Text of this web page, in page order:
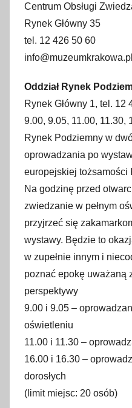
Centrum Obsługi
Rynek Główny 35
tel. 12 426 50 60
info@muzeumkrakowa.pl
Oddział Rynek
Rynek Główny 1, tel. 12
9.00, 9.05, 11.00, 11.30,
Rynek Podziemny w
oprowadzania po
europejskiej tożsamości
Na godzinę przed
zwiedzanie w pełnym
przyjrzeć się
wystawy. Będzie to
w zupełnie innym i
poznać epokę uważaną
perspektywy
9.00 i 9.05 –
oświetleniu
11.00 i 11.30 –
16.00 i 16.30 –
dorosłych
(limit miejsc: 20 osób)